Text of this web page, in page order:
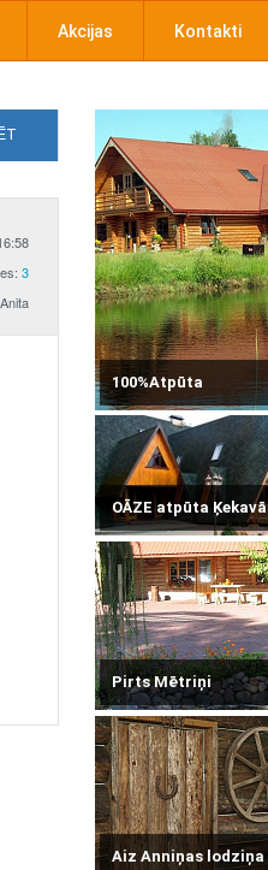
Akcijas Kontakti
100%Atpūta
OĀZE atpūta Ķekavā
Pirts Mētriņi
Aiz Anniņas lodziņa
3